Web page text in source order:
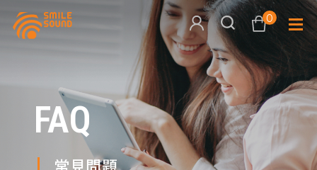
0
查看購物車
商品分類查詢
品牌分
多媒體
FAQ
常見問題